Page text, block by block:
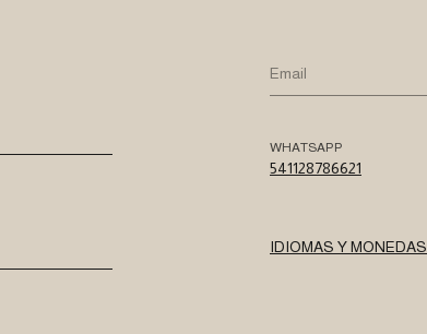
WHATSAPP
541128786621
IDIOMAS Y MONEDAS